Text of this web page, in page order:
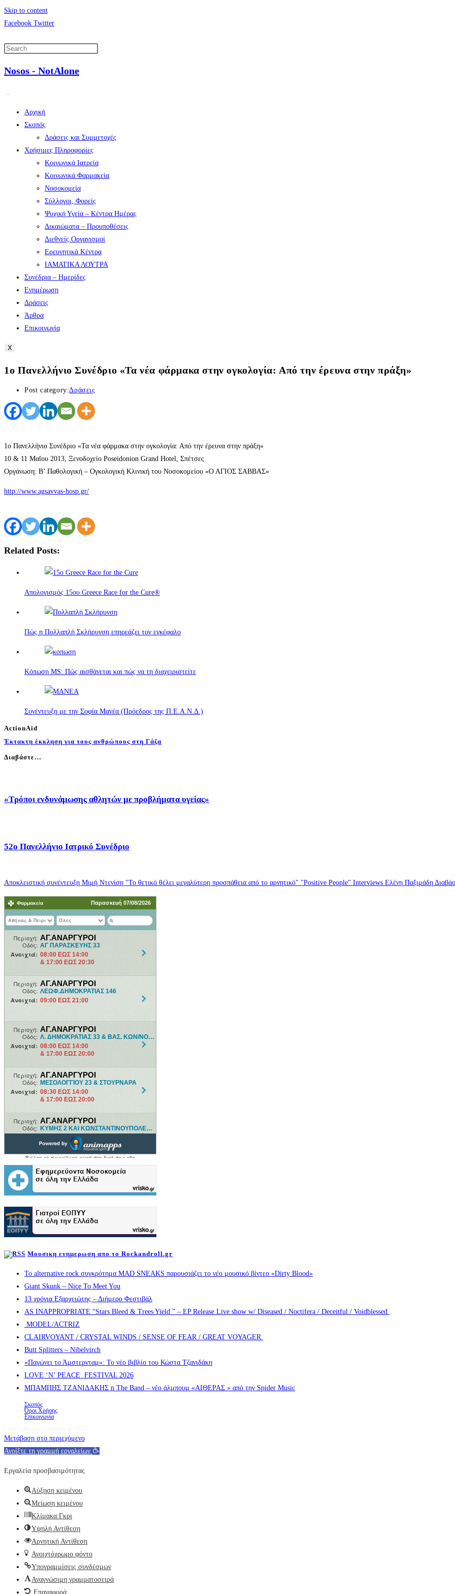
Skip to content
Facebook Twitter
Nosos - NotAlone
Αρχική
Σκοπός
Δράσεις και Συμμετοχές
Χρήσιμες Πληροφορίες
Κοινωνικά Ιατρεία
Κοινωνικά Φαρμακεία
Νοσοκομεία
Σύλλογοι, Φορείς
Ψυχική Υγεία – Κέντρα Ημέρας
Δικαιώματα – Προυποθέσεις
Διεθνείς Οργανισμοί
Ερευνητικά Κέντρα
ΙΑΜΑΤΙΚΑ ΛΟΥΤΡΑ
Συνέδρια – Ημερίδες
Ενημέρωση
Δράσεις
Άρθρα
Επικοινωνία
X
1ο Πανελλήνιο Συνέδριο «Τα νέα φάρμακα στην ογκολογία: Από την έρευνα στην πράξη»
Post category:Δράσεις
1ο Πανελλήνιο Συνέδριο «Τα νέα φάρμακα στην ογκολογία: Από την έρευνα στην πράξη»
10 & 11 Μαΐου 2013, Ξενοδοχείο Poseidonion Grand Hotel, Σπέτσες
Οργάνωση: Β’ Παθολογική – Ογκολογική Κλινική του Νοσοκομείου «Ο ΑΓΙΟΣ ΣΑΒΒΑΣ»
http://www.agsavvas-hosp.gr/
Related Posts:
Απολογισμός 15ου Greece Race for the Cure®
Πώς η Πολλαπλή Σκλήρυνση επηρεάζει τον εγκέφαλο
Κόπωση MS: Πώς αισθάνεται και πώς να τη διαχειριστείτε
Συνέντευξη με την Σοφία Μανέα (Πρόεδρος της Π.Ε.Α.Ν.Δ.)
ActionAid
Έκτακτη έκκληση για τους ανθρώπους στη Γάζα
Διαβάστε…
«Τρόποι ενδυνάμωσης αθλητών με προβλήματα υγείας»
52o Πανελλήνιο Ιατρικό Συνέδριο
Αποκλειστική συνέντευξη Μιμή Ντενίση "Το θετικό θέλει μεγαλύτερη προσπάθεια από το αρνητικό" "Positive People" Interviews Ελένη Παξιμάδη
Μουσικη ενημερωση απο το Rockandroll.gr
Το alternative rock συγκρότημα MAD SNEAKS παρουσιάζει το νέο μουσικό βίντεο «Dirty Blood»
Giant Skunk – Nice To Meet You
13 χρόνια Εξαρχειώτης – Διήμερο Φεστιβάλ
AS INAPPROPRIATE “Stars Bleed & Trees Yield ” – EP Release Live show w/ Diseased / Noctifera / Deceitful / Voidblessed
MODEL/ACTRIZ
CLAIRVOYANT / CRYSTAL WINDS / SENSE OF FEAR / GREAT VOYAGER
Butt Splitters – Nibelvirch
«Παγώνει το Άμστερνταμ»: Το νέο βιβλίο του Κώστα Τζανιδάκη
LOVE ‘N’ PEACE FESTIVAL 2026
ΜΠΑΜΠΗΣ ΤΖΑΝΙΔΑΚΗΣ n The Band – νέο άλμπουμ «ΑΙΘΕΡΑΣ » από την Spider Music
Σκοπός
Όροι Χρήσης
Επικοινωνία
Μετάβαση στο περιεχόμενο
Ανοίξτε τη γραμμή εργαλείων
Εργαλεία προσβασιμότητας
Αύξηση κειμένου
Μείωση κειμένου
Κλίμακα Γκρι
Υψηλή Αντίθεση
Αρνητική Αντίθεση
Ανοιχτόχρωμο φόντο
Υπογραμμίσεις συνδέσμων
Αναγνώσιμη γραμματοσειρά
Επαναφορά